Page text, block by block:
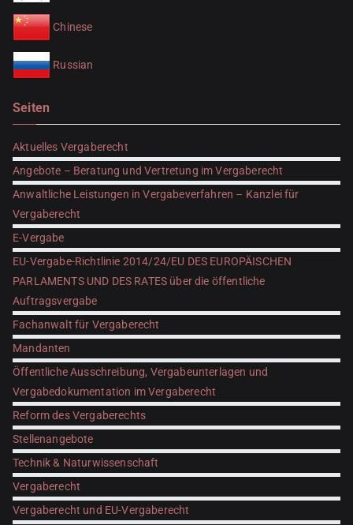
Chinese
Russian
Seiten
Aktuelles Vergaberecht
Angebote – Beratung und Vertretung im Vergaberecht
Anwaltliche Leistungen in Vergabeverfahren – Kanzlei für
Vergaberecht
E-Vergabe
EU-Vergabe-Richtlinie 2014/24/EU DES EUROPÄISCHEN
PARLAMENTS UND DES RATES über die öffentliche
Auftragsvergabe
Fachanwalt für Vergaberecht
Mandanten
Öffentliche Ausschreibung, Vergabeunterlagen und
Vergabedokumentation im Vergaberecht
Reform des Vergaberechts
Stellenangebote
Technik & Naturwissenschaft
Vergaberecht
Vergaberecht und EU-Vergaberecht